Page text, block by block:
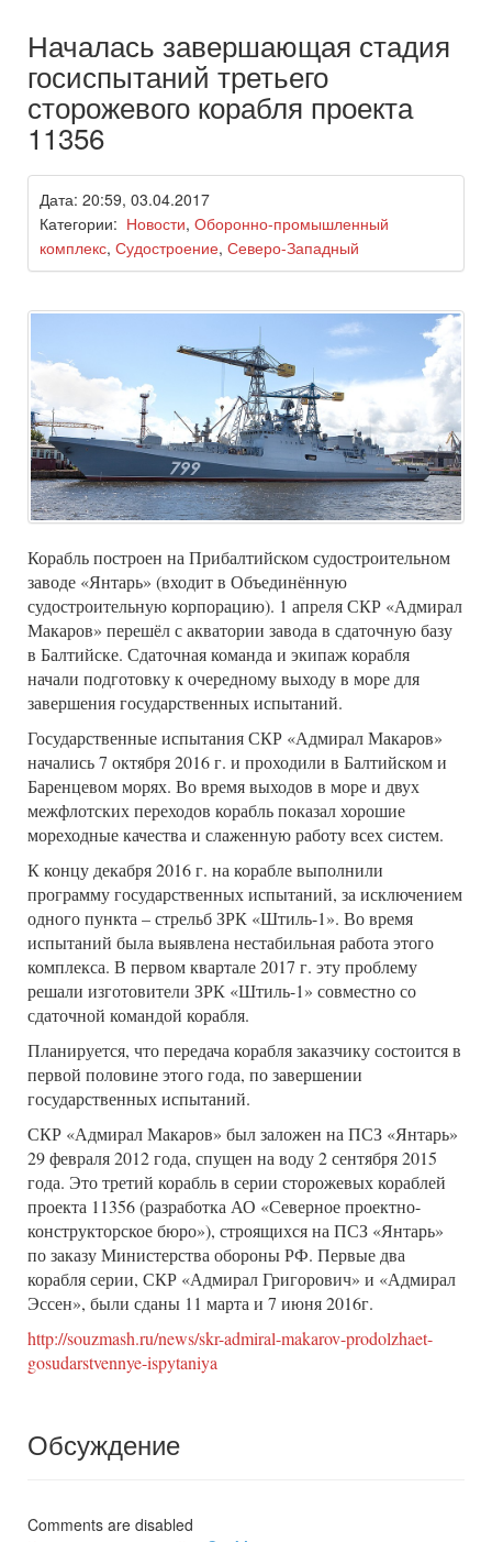
Началась завершающая стадия
госиспытаний третьего
сторожевого корабля проекта
11356
Дата: 20:59, 03.04.2017
Категории: Новости, Оборонно-промышленный
комплекс, Судостроение, Северо-Западный
Корабль построен на Прибалтийском судостроительном
заводе «Янтарь» (входит в Объединённую
судостроительную корпорацию). 1 апреля СКР «Адмирал
Макаров» перешёл с акватории завода в сдаточную базу
в Балтийске. Сдаточная команда и экипаж корабля
начали подготовку к очередному выходу в море для
завершения государственных испытаний.
Государственные испытания СКР «Адмирал Макаров»
начались 7 октября 2016 г. и проходили в Балтийском и
Баренцевом морях. Во время выходов в море и двух
межфлотских переходов корабль показал хорошие
мореходные качества и слаженную работу всех систем.
К концу декабря 2016 г. на корабле выполнили
программу государственных испытаний, за исключением
одного пункта – стрельб ЗРК «Штиль-1». Во время
испытаний была выявлена нестабильная работа этого
комплекса. В первом квартале 2017 г. эту проблему
решали изготовители ЗРК «Штиль-1» совместно со
сдаточной командой корабля.
Планируется, что передача корабля заказчику состоится в
первой половине этого года, по завершении
государственных испытаний.
СКР «Адмирал Макаров» был заложен на ПСЗ «Янтарь»
29 февраля 2012 года, спущен на воду 2 сентября 2015
года. Это третий корабль в серии сторожевых кораблей
проекта 11356 (разработка АО «Северное проектно-
конструкторское бюро»), строящихся на ПСЗ «Янтарь»
по заказу Министерства обороны РФ. Первые два
корабля серии, СКР «Адмирал Григорович» и «Адмирал
Эссен», были сданы 11 марта и 7 июня 2016г.
http://souzmash.ru/news/skr-admiral-makarov-prodolzhaet-
gosudarstvennye-ispytaniya
Обсуждение
Comments are disabled